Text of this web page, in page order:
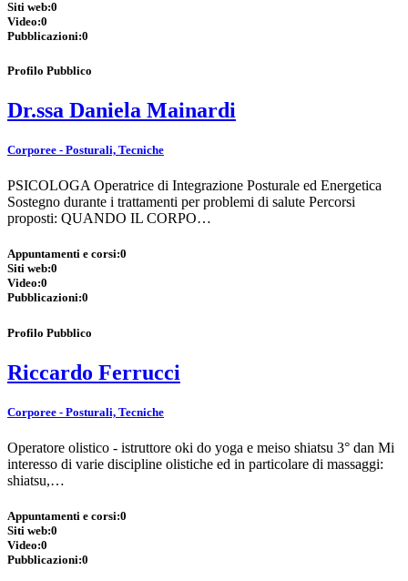
Siti web:0
Video:0
Pubblicazioni:0
Profilo Pubblico
Dr.ssa Daniela Mainardi
Corporee - Posturali, Tecniche
PSICOLOGA Operatrice di Integrazione Posturale ed Energetica
Sostegno durante i trattamenti per problemi di salute Percorsi
proposti: QUANDO IL CORPO…
Appuntamenti e corsi:0
Siti web:0
Video:0
Pubblicazioni:0
Profilo Pubblico
Riccardo Ferrucci
Corporee - Posturali, Tecniche
Operatore olistico - istruttore oki do yoga e meiso shiatsu 3° dan Mi
interesso di varie discipline olistiche ed in particolare di massaggi:
shiatsu,…
Appuntamenti e corsi:0
Siti web:0
Video:0
Pubblicazioni:0